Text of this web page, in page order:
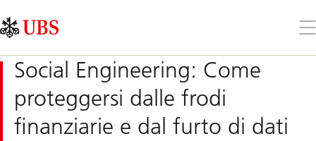
Links
Area
il
Social Engineering: Come
proteggersi dalle frodi
finanziarie e dal furto di dati